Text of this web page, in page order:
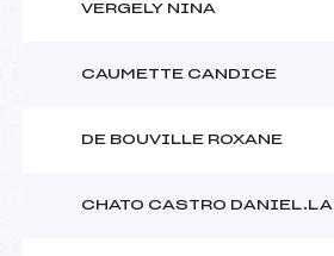
VERGELY NINA
CAUMETTE CANDICE
DE BOUVILLE ROXANE
CHATO CASTRO DANIEL.LA